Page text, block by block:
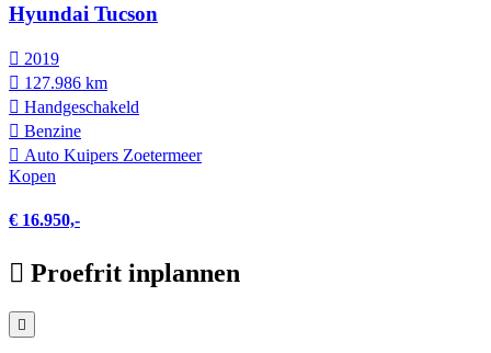
Hyundai Tucson
2019
127.986 km
Hand­geschakeld
Benzine
Auto Kuipers Zoetermeer
Kopen
€ 16.950,-
Proefrit inplannen